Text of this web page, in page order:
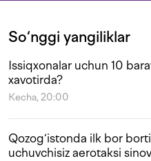
So‘nggi yangiliklar
Issiqxonalar uchun 10
xavotirda?
Kecha, 20:00
Qozog‘istonda ilk bor
uchuvchisiz aerotaksi